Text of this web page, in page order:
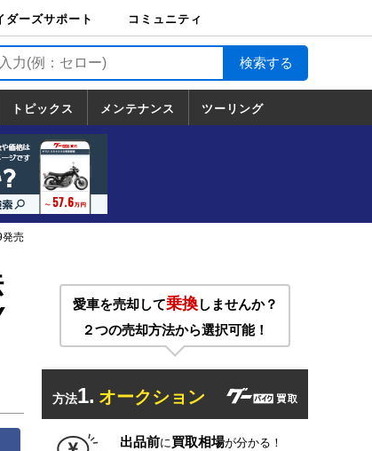
ダーズサポート
ダーズサポート
ク輸送
クガレージライ
車両保険
サービス
ク試乗
コミュニティ
トピックス
トピックス
一覧
ホンダ
ヤマハ
スズキ
カワサキ
ハーレーダ
ビッドソン
BMW
ドゥカティ
トライアン
フ
メンテナンス ツーリング
発売
愛車を売却して乗換しませんか？
２つの売却方法から選択可能！
方法1. オークション
出品前に買取相場が分かる！